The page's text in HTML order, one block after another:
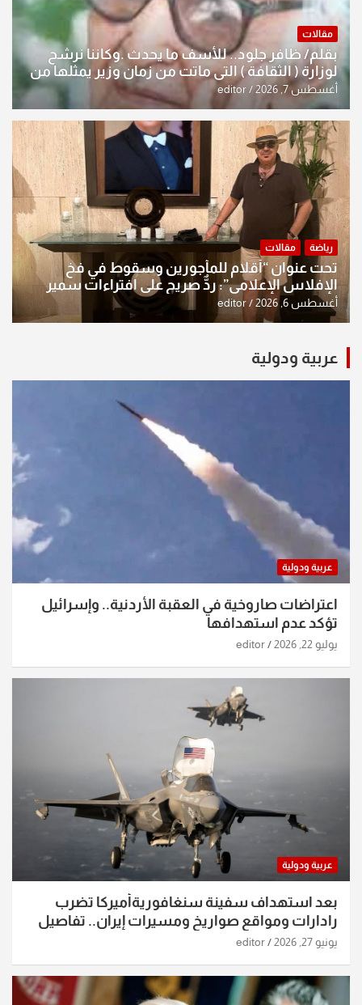
مقالات
بقلم/ ظافر جلود.. للأسف ما يحدث .وكاننا نرشح
لوزارة ( الثقافة ) التي ماتت من زمان وزير يمثلها من
النخبة والإرث العظيم للثقافة العراقية..
أغسطس 7, 2026 editor
رياضة مقالات
تحت عنوان “أقلام للمأجورين وسقوط في فخ
الإفلاس الإعلامي”: ردٌّ صريح على افتراءات سمير
الشكرجي
أغسطس 6, 2026 editor
عربية ودولية
عربية ودولية
اعتراضات صاروخية في العقبة الأردنية.. وإسرائيل
تؤكد عدم استهدافها
يوليو 22, 2026 editor
عربية ودولية
بعد استهداف سفينة سنغافوريةأميركا تضرب
رادارات ومواقع صواريخ ومسيرات إيران.. تفاصيل
الساعات الماضية
يونيو 27, 2026 editor